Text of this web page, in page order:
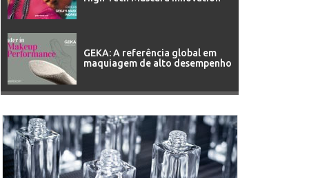
GEKA: A referência global em
maquiagem de alto desempenho